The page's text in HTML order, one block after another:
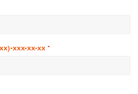
xxx-xx-xx *